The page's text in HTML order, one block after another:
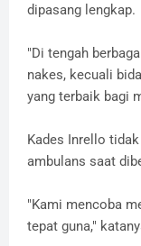
dipasang lengkap.
"Di tengah
nakes, kecuali
yang terbaik bagi
Kades Inrello
ambulans saat
"Kami mencoba
tepat guna,"